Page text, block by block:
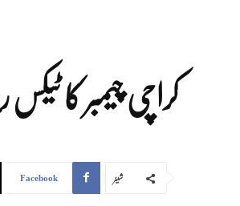
کراچی چیمبر کا ٹیکس ریٹرن
شیئر Facebook